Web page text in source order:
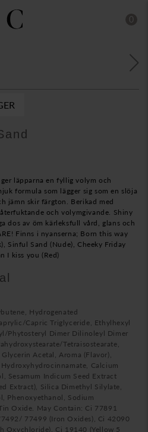
0
läpparna en fyllig volym och
formula som lägger sig som en slöja
jämn skir färgton. Berikad med
och volymgivande. Shiny
dos av öm kärleksfull vård, glans och
Finns i nyanserna; Born this way
Sinful Sand (Nude), Cheeky Friday
I kiss you (Red)
Hydrogenated
Capric Triglyceride, Ethylhexyl
Phytosteryl Dimer Dilinoleyl Dimer
Tetraisostearate,
Acetal, Aroma (Flavor),
Calcium
Sesamum Indicum Seed Extract
Extract), Silica Dimethyl Silylate,
Phenoxyethanol, Sodium
Oxide. May Contain: Ci 77891
77499 (Iron Oxides), Ci 42090
Oxychloride), Ci 19140 (Yellow 5